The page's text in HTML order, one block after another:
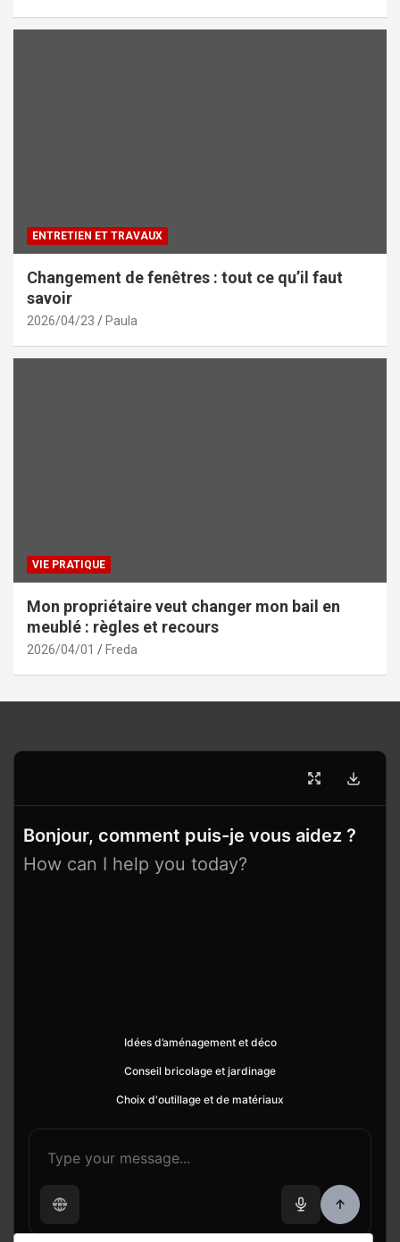
ENTRETIEN ET TRAVAUX
Changement de fenêtres : tout ce qu’il faut
savoir
2026/04/23 Paula
VIE PRATIQUE
Mon propriétaire veut changer mon bail en
meublé : règles et recours
2026/04/01 Freda
Bonjour, comment puis-je vous aidez ?
How can I help you today?
Idées d’aménagement et déco
Conseil bricolage et jardinage
Choix d'outillage et de matériaux